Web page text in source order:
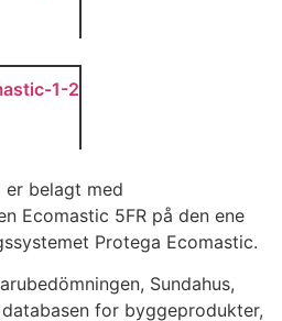
1-2
er belagt med
Ecomastic 5FR på den ene
Protega Ecomastic.
Sundahus,
for byggeprodukter,